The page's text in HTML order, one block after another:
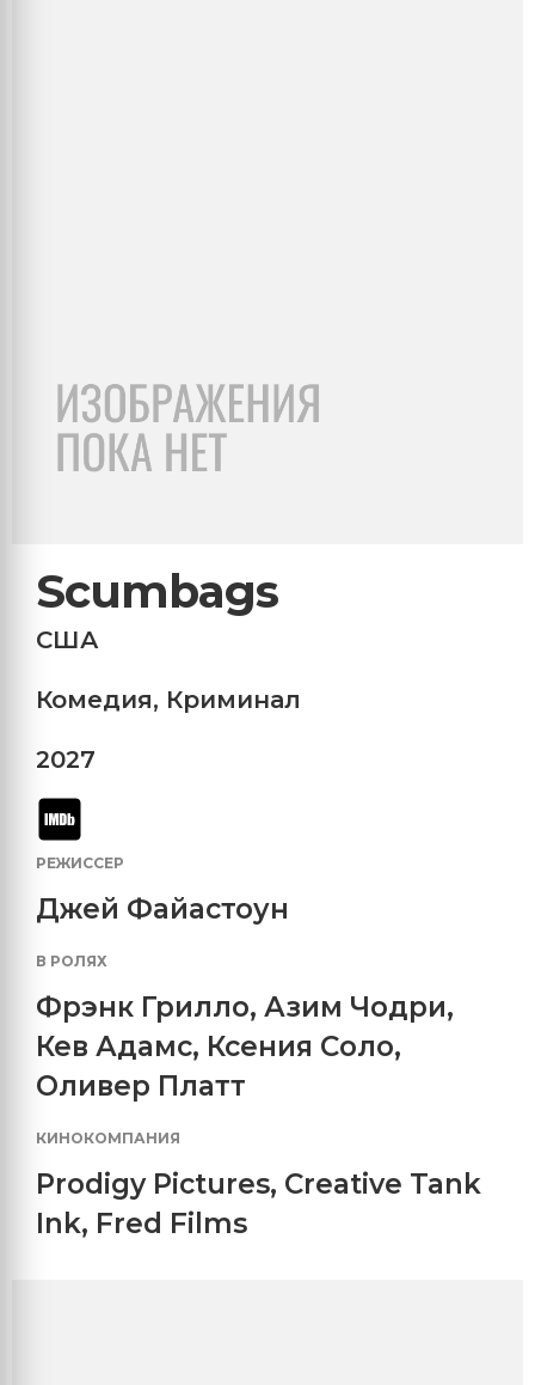
Scumbags
США
Комедия, Криминал
2027
РЕЖИССЕР
Джей Файастоун
В РОЛЯХ
Фрэнк Грилло, Азим Чодри,
Кев Адамс, Ксения Соло,
Оливер Платт
КИНОКОМПАНИЯ
Prodigy Pictures, Creative Tank
Ink, Fred Films